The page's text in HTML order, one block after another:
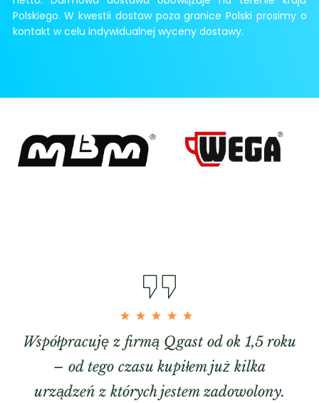
Polskiego. W kwestii dostaw poza granice Polski prosimy o
kontakt w celu indywidualnej wyceny dostawy.
Współpracuję z firmą Qgast od ok 1,5 roku
– od tego czasu kupiłem już kilka
urządzeń z których jestem zadowolony.